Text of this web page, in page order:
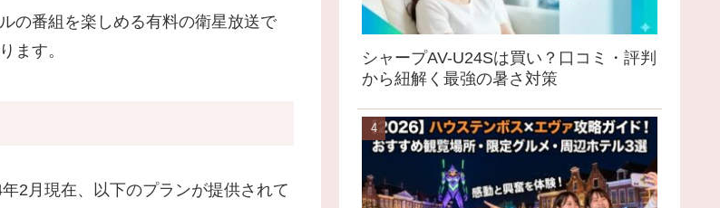
の番組を楽しめる有料の衛星放送で
ます。
2月現在、以下のプランが提供されて
シャープAV-U24Sは買い？口コミ・評判
から紐解く最強の暑さ対策